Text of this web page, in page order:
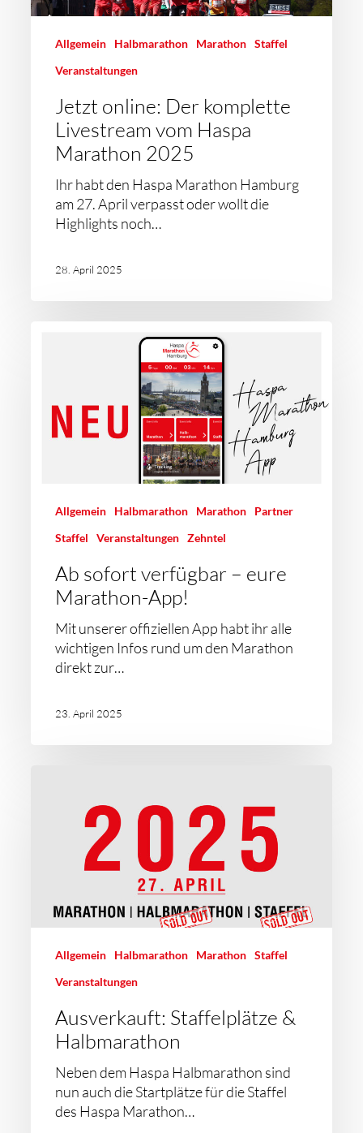
Allgemein Halbmarathon Marathon
Staffel
Veranstaltungen
Jetzt online: Der komplette
Livestream vom Haspa
Marathon 2025
Ihr habt den Haspa Marathon Hamburg
am 27. April verpasst oder wollt die
Highlights noch…
28. April 2025
Allgemein Halbmarathon Marathon
Partner
Staffel
Veranstaltungen Zehntel
Ab sofort verfügbar – eure
Marathon-App!
Mit unserer offiziellen App habt ihr alle
wichtigen Infos rund um den Marathon
direkt zur…
23. April 2025
Allgemein Halbmarathon Marathon
Staffel
Veranstaltungen
Ausverkauft: Staffelplätze &
Halbmarathon
Neben dem Haspa Halbmarathon sind
nun auch die Startplätze für die Staffel
des Haspa Marathon…